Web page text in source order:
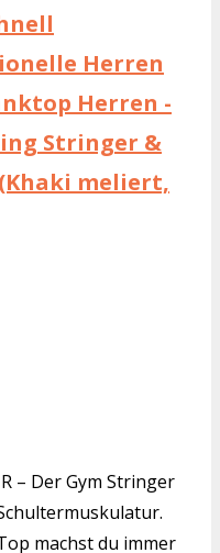
Herren
Herren -
Stringer &
meliert,
– Der Gym Stringer
machst du immer